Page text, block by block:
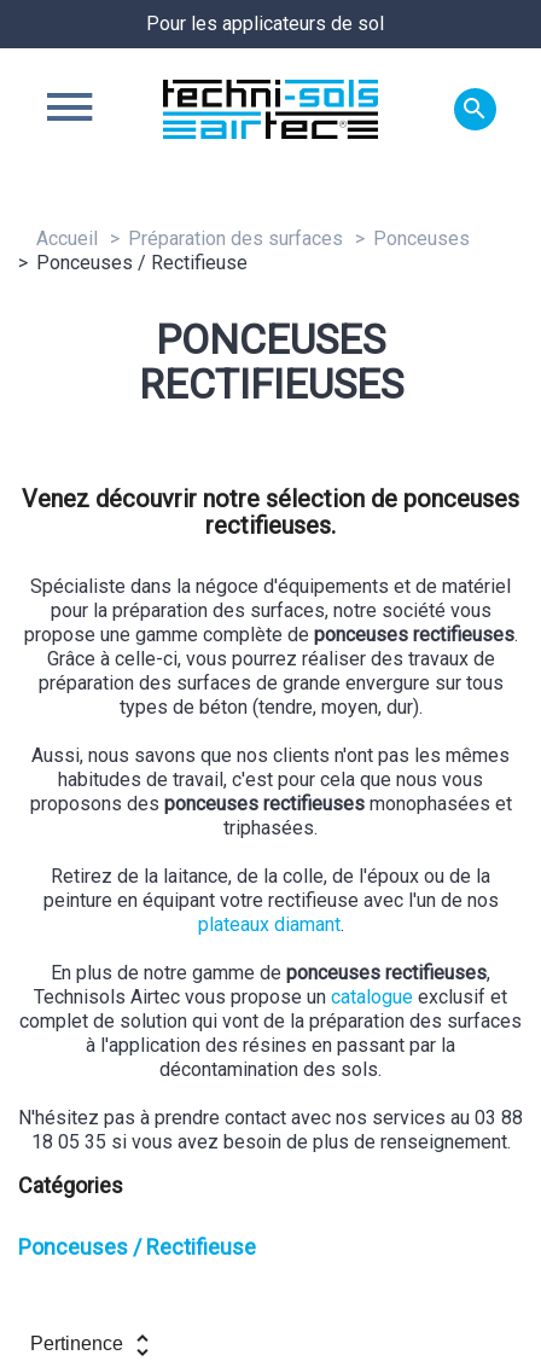
Pour les applicateurs de sol

Accueil Préparation des surfaces
Ponceuses
Ponceuses / Rectifieuse
PONCEUSES
RECTIFIEUSES
Venez découvrir notre sélection de ponceuses
rectifieuses.
Spécialiste dans la négoce d'équipements et de matériel
pour la préparation des surfaces, notre société vous
propose une gamme complète de ponceuses rectifieuses.
Grâce à celle-ci, vous pourrez réaliser des travaux de
préparation des surfaces de grande envergure sur tous
types de béton (tendre, moyen, dur).
Aussi, nous savons que nos clients n'ont pas les mêmes
habitudes de travail, c'est pour cela que nous vous
proposons des ponceuses rectifieusesmonophasées et
triphasées.
Retirez de la laitance, de la colle, de l'époux ou de la
peinture en équipant votre rectifieuse avec l'un de nos
plateaux diamant.
En plus de notre gamme de ponceuses rectifieuses,
Technisols Airtec vous propose un catalogue exclusif et
complet de solution qui vont de la préparation des surfaces
à l'application des résines en passant par la
décontamination des sols.
N'hésitez pas à prendre contact avec nos services au 03 88
18 05 35 si vous avez besoin de plus de renseignement.
Catégories
Ponceuses / Rectifieuse
Pertinence unfold_more